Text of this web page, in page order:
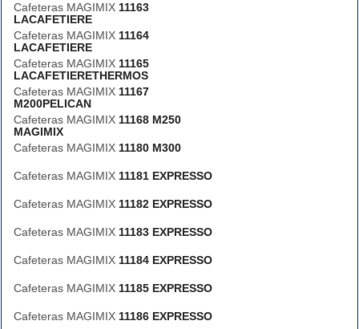
Cafeteras MAGIMIX 11163
LACAFETIERE
Cafeteras MAGIMIX 11164
LACAFETIERE
Cafeteras MAGIMIX 11165
LACAFETIERETHERMOS
Cafeteras MAGIMIX 11167
M200PELICAN
Cafeteras MAGIMIX 11168 M250
MAGIMIX
Cafeteras MAGIMIX 11180 M300
Cafeteras MAGIMIX 11181 EXPRESSO
Cafeteras MAGIMIX 11182 EXPRESSO
Cafeteras MAGIMIX 11183 EXPRESSO
Cafeteras MAGIMIX 11184 EXPRESSO
Cafeteras MAGIMIX 11185 EXPRESSO
Cafeteras MAGIMIX 11186 EXPRESSO